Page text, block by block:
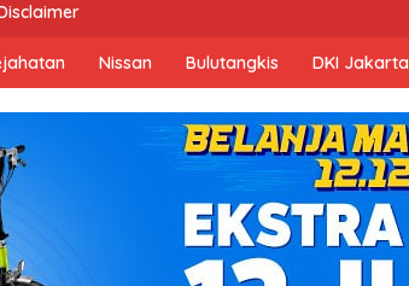
Nissan Bulutangkis DKI Jakarta